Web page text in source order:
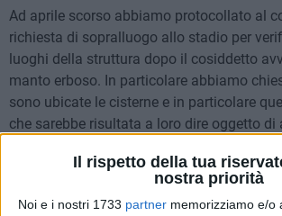
Il rispetto della tua
nostra priorità
Noi e i nostri 1733 partner memorizziamo e/o
Ad aprile scorso abbiamo protocollato al
richiesta di sopralluogo allo stadio per
luoghi della struttura dopo il cosiddetto
manto erboso. In particolare abbiamo
sono ubicate le cisterne e in particolare
che sarebbe risultata a loro dire oggetto di
Il risultato grazie al drone è sotto gli occhi
concittadino, l'intero terreno di gioco è